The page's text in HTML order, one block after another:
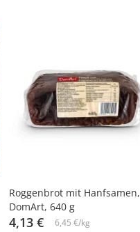
Roggenbrot mit Hanfsamen,
DomArt, 640 g
4,13 € 6,45 €/kg